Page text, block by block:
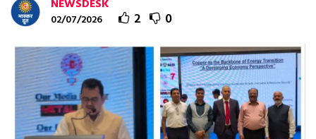
NEWSDESK
02/07/2026 2 0